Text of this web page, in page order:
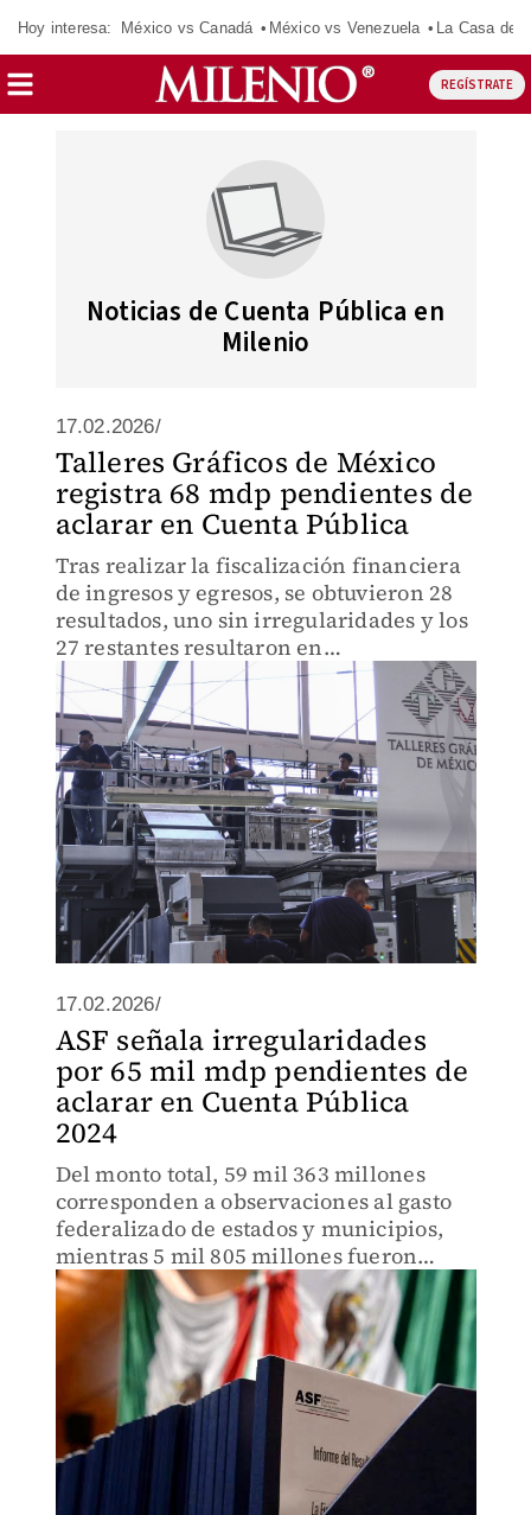
Hoy interesa: México vs Canadá México vs Venezuela La Casa de
REGÍSTRATE
Noticias de Cuenta Pública en
Milenio
17.02.2026/
Talleres Gráficos de México
registra 68 mdp pendientes de
aclarar en Cuenta Pública
Tras realizar la fiscalización financiera
de ingresos y egresos, se obtuvieron 28
resultados, uno sin irregularidades y los
27 restantes resultaron en
recomendaciones, promociones y
observaciones.
17.02.2026/
ASF señala irregularidades
por 65 mil mdp pendientes de
aclarar en Cuenta Pública
2024
Del monto total, 59 mil 363 millones
corresponden a observaciones al gasto
federalizado de estados y municipios,
mientras 5 mil 805 millones fueron
ejercicios por el Poder Judicial y
entidades del gobierno federal